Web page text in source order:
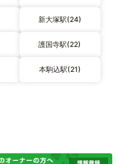
新大塚駅(24)
護国寺駅(22)
本駒込駅(21)